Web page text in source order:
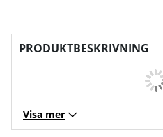
PRODUKTBESKRIVNING
Visa mer